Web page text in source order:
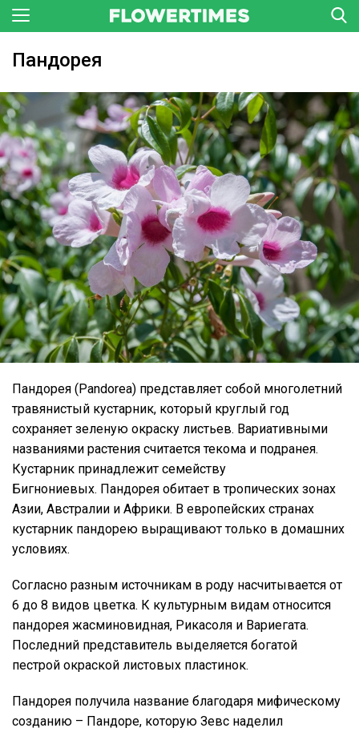
Пандорея
Пандорея (Pandorea) представляет собой многолетний
травянистый кустарник, который круглый год
сохраняет зеленую окраску листьев. Вариативными
названиями растения считается текома и подранея.
Кустарник принадлежит семейству
Бигнониевых. Пандорея обитает в тропических зонах
Азии, Австралии и Африки. В европейских странах
кустарник пандорею выращивают только в домашних
условиях.
Согласно разным источникам в роду насчитывается от
6 до 8 видов цветка. К культурным видам относится
пандорея жасминовидная, Рикасоля и Вариегата.
Последний представитель выделяется богатой
пестрой окраской листовых пластинок.
Пандорея получила название благодаря мифическому
созданию – Пандоре, которую Зевс наделил